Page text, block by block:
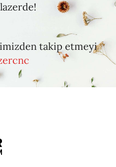
takip etmeyi